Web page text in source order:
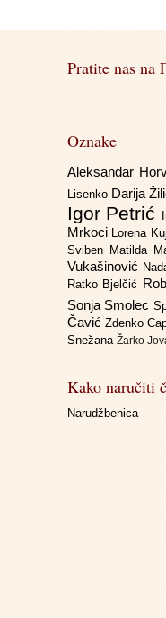
Pratite nas na
Oznake
Aleksandar
Lisenko Darija
Igor Petrić
Mrkoci Lorena
Sviben Matilda
Vukašinović
Ratko Bjelčić
Sonja Smolec
Čavić Zdenko
Snežana Žarko
Kako naručiti
Narudžbenica